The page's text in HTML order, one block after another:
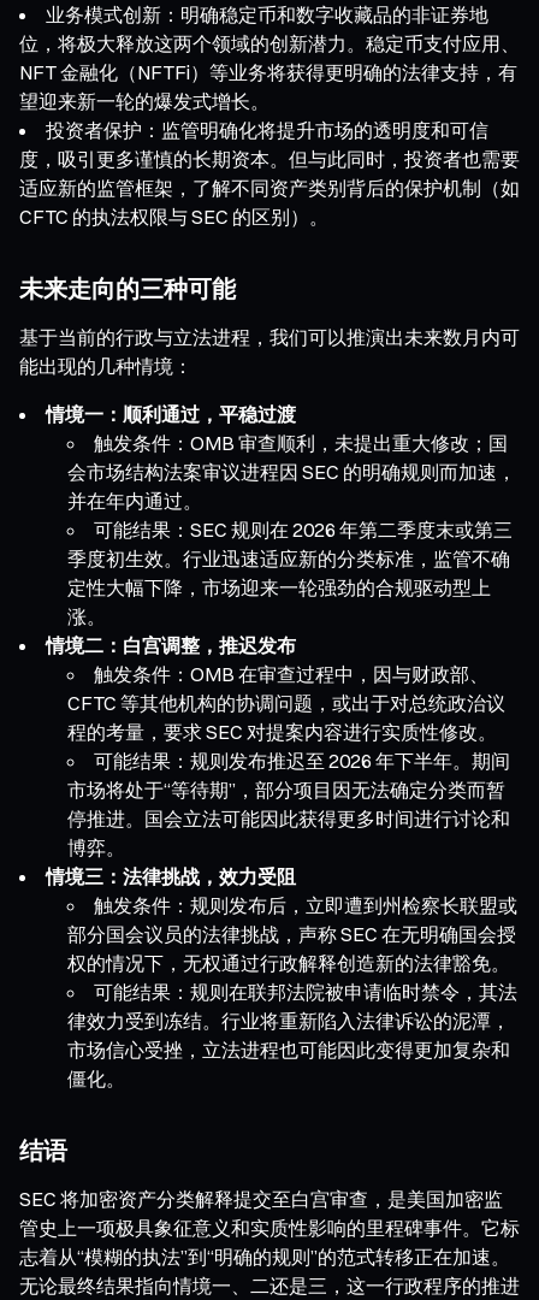
业务模式创新：明确稳定币和数字收藏品的非证券地
位，将极大释放这两个领域的创新潜力。稳定币支付应用、
NFT 金融化（NFTFi）等业务将获得更明确的法律支持，有
望迎来新一轮的爆发式增长。
投资者保护：监管明确化将提升市场的透明度和可信
度，吸引更多谨慎的长期资本。但与此同时，投资者也需要
适应新的监管框架，了解不同资产类别背后的保护机制（如
CFTC 的执法权限与 SEC 的区别）。
未来走向的三种可能
基于当前的行政与立法进程，我们可以推演出未来数月内可
能出现的几种情境：
情境一：顺利通过，平稳过渡
触发条件：OMB 审查顺利，未提出重大修改；国
会市场结构法案审议进程因 SEC 的明确规则而加速，
并在年内通过。
可能结果：SEC 规则在 2026 年第二季度末或第三
季度初生效。行业迅速适应新的分类标准，监管不确
定性大幅下降，市场迎来一轮强劲的合规驱动型上
涨。
情境二：白宫调整，推迟发布
触发条件：OMB 在审查过程中，因与财政部、
CFTC 等其他机构的协调问题，或出于对总统政治议
程的考量，要求 SEC 对提案内容进行实质性修改。
可能结果：规则发布推迟至 2026 年下半年。期间
市场将处于“等待期”，部分项目因无法确定分类而暂
停推进。国会立法可能因此获得更多时间进行讨论和
博弈。
情境三：法律挑战，效力受阻
触发条件：规则发布后，立即遭到州检察长联盟或
部分国会议员的法律挑战，声称 SEC 在无明确国会授
权的情况下，无权通过行政解释创造新的法律豁免。
可能结果：规则在联邦法院被申请临时禁令，其法
律效力受到冻结。行业将重新陷入法律诉讼的泥潭，
市场信心受挫，立法进程也可能因此变得更加复杂和
僵化。
结语
SEC 将加密资产分类解释提交至白宫审查，是美国加密监
管史上一项极具象征意义和实质性影响的里程碑事件。它标
志着从“模糊的执法”到“明确的规则”的范式转移正在加速。
无论最终结果指向情境一、二还是三，这一行政程序的推进